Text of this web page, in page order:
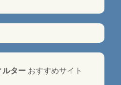
ルターおすすめサイト